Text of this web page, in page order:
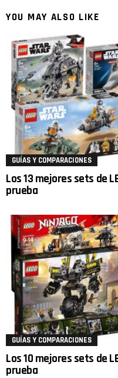
YOU MAY ALSO LIKE
GUÍAS Y COMPARACIONES
Los 13 mejores sets de
prueba
GUÍAS Y COMPARACIONES
Los 10 mejores sets de
prueba